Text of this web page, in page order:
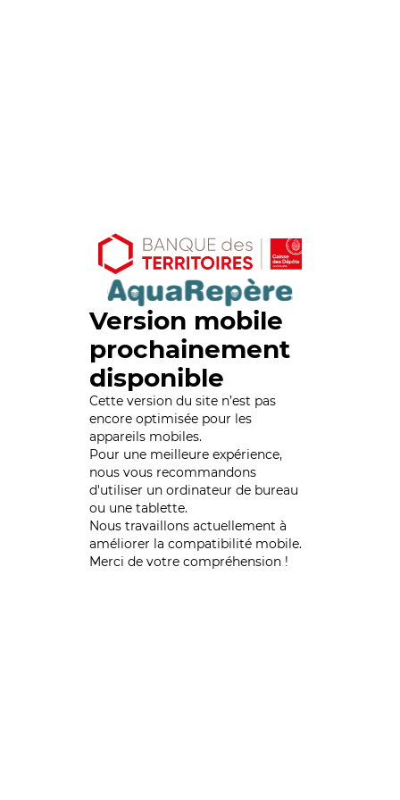
Version mobile
prochainement
disponible
Cette version du site n’est pas
encore optimisée pour les
appareils mobiles.
Pour une meilleure expérience,
nous vous recommandons
d'utiliser un ordinateur de bureau
ou une tablette.
Nous travaillons actuellement à
améliorer la compatibilité mobile.
Merci de votre compréhension !